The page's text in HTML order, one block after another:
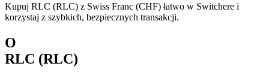
Kupuj RLC (RLC) z Swiss Franc (CHF) łatwo w Switchere i
korzystaj z szybkich, bezpiecznych transakcji.
O
RLC (RLC)